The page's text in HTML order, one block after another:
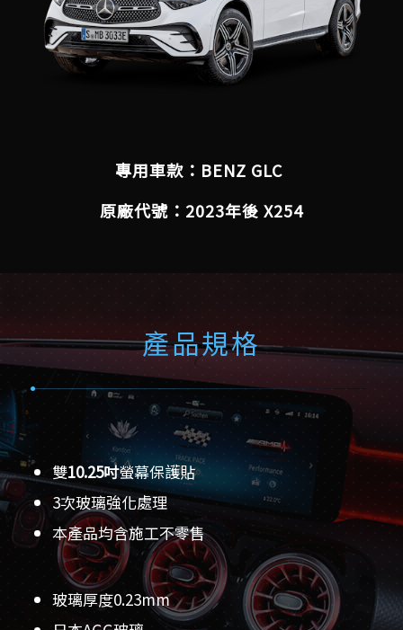
專用車款：BENZ GLC
原廠代號：2023年後 X254
產品規格
雙10.25吋螢幕保護貼
3次玻璃強化處理
本產品均含施工不零售
玻璃厚度0.23mm